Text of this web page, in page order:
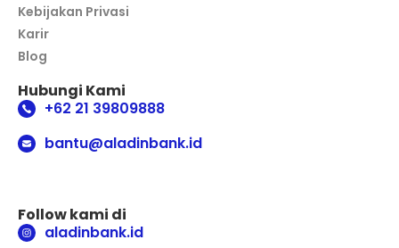
Kebijakan Privasi
Karir
Blog
Hubungi Kami
+62 21 39809888
bantu@aladinbank.id
Follow kami di
aladinbank.id